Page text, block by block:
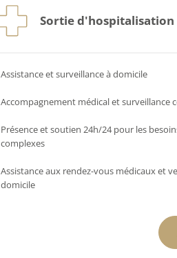
Sortie d'hospitalisation
Assistance et surveillance à domicile
Accompagnement médical et surveillance
Présence et soutien 24h/24 pour les
complexes
Assistance aux rendez-vous médicaux et
domicile